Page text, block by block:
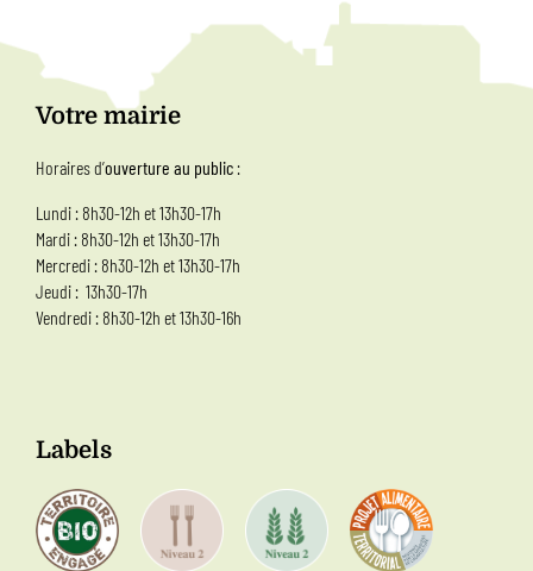
Votre mairie
Horaires d’ouverture au public:
Lundi : 8h30-12h et 13h30-17h
Mardi : 8h30-12h et 13h30-17h
Mercredi : 8h30-12h et 13h30-17h
Jeudi : 13h30-17h
Vendredi : 8h30-12h et 13h30-16h
Labels